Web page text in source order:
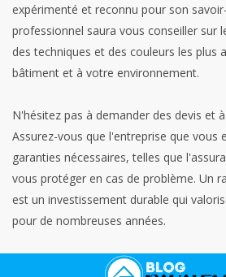
expérimenté et reconnu pour son
professionnel saura vous conseiller sur
des techniques et des couleurs les plus
bâtiment et à votre environnement.
N'hésitez pas à demander des devis et
Assurez-vous que l'entreprise que vous
garanties nécessaires, telles que
vous protéger en cas de problème. Un
est un investissement durable qui
pour de nombreuses années.